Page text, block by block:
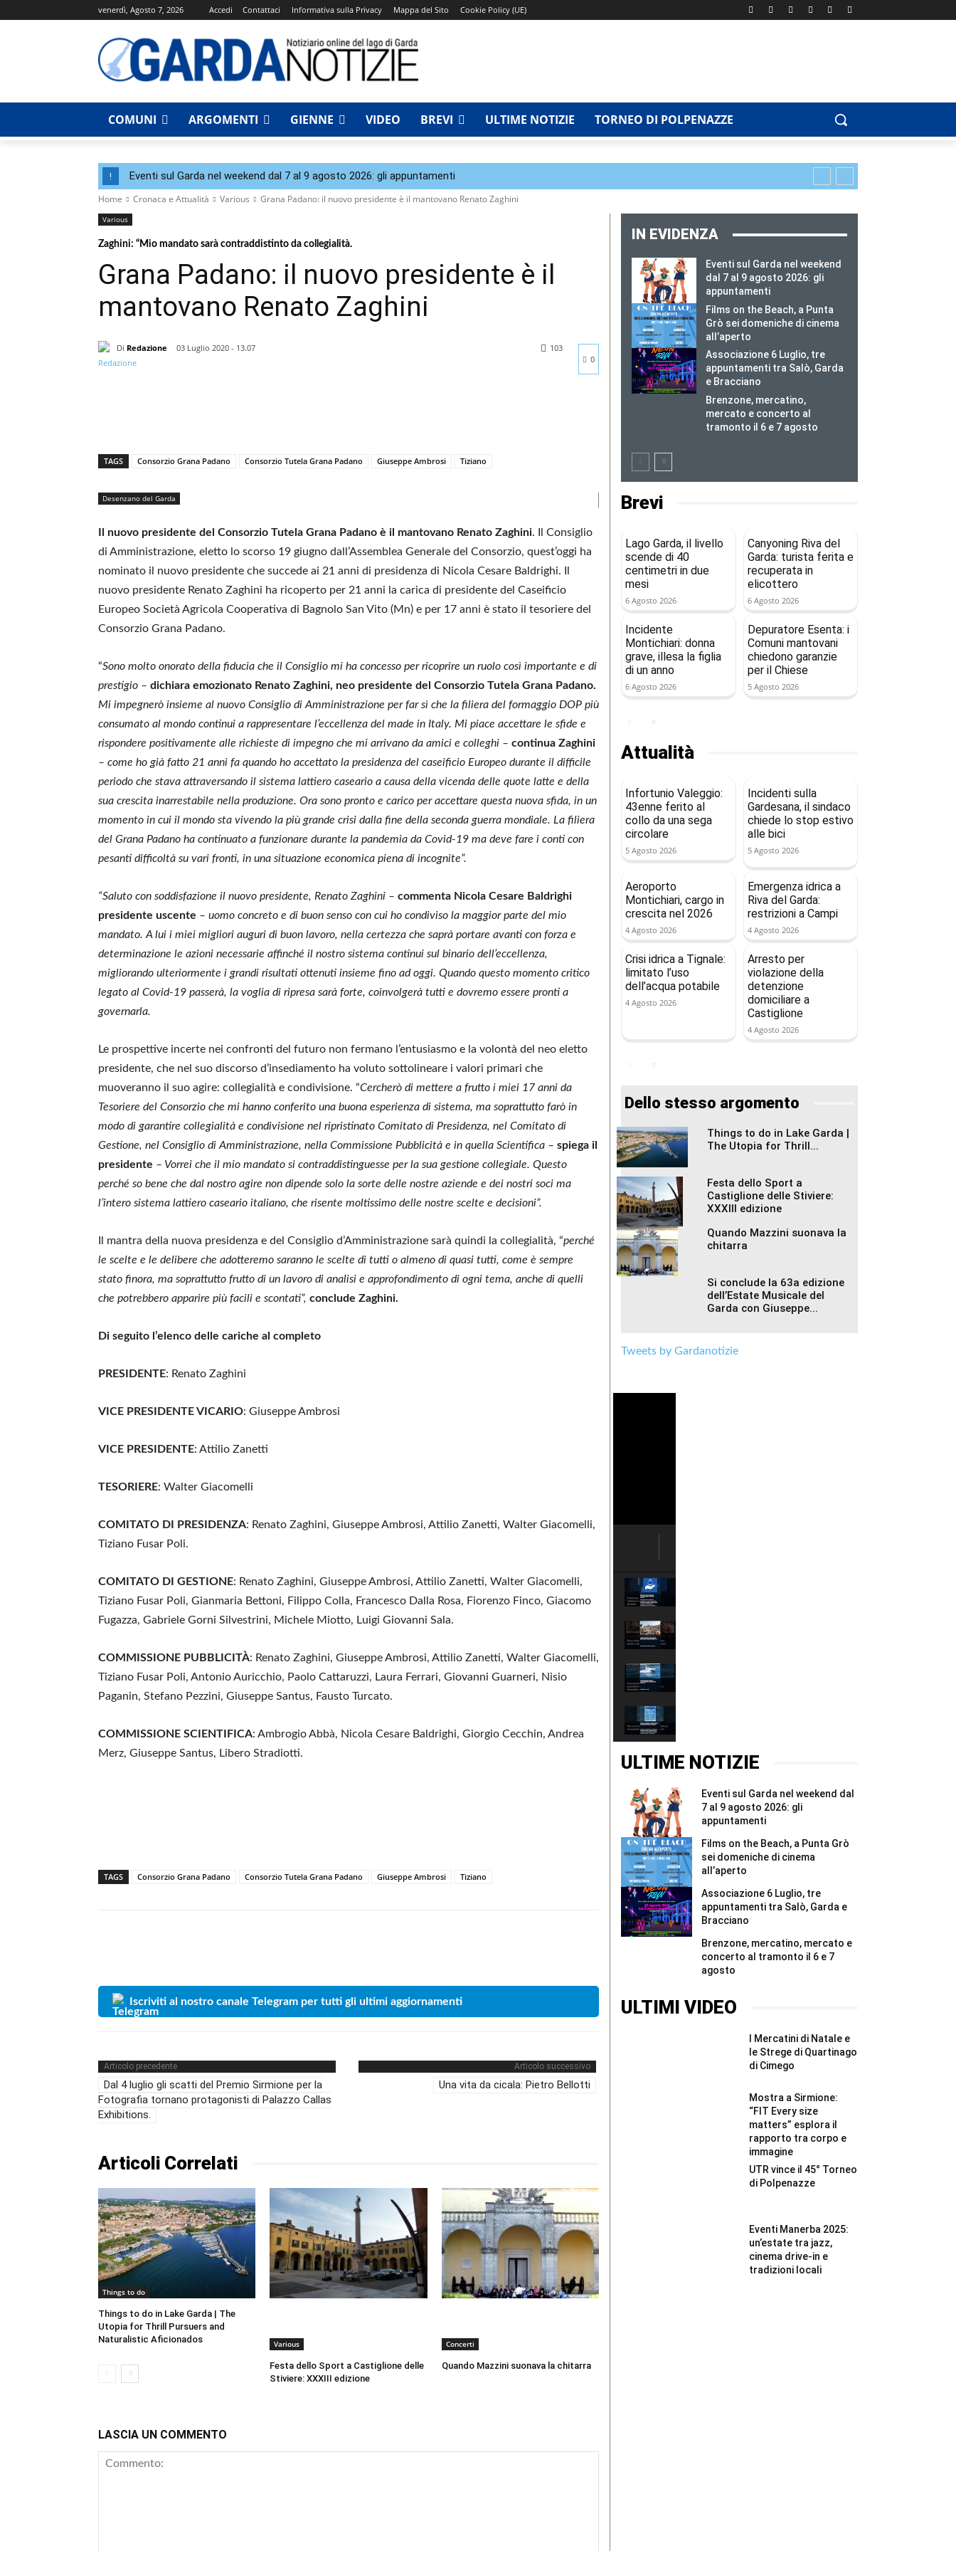
venerdì, Agosto 7, 2026 Accedi Contattaci Informativa sulla Privacy Mappa del Sito Cookie Policy (UE)
COMUNI ARGOMENTI GIENNE VIDEO BREVI ULTIME NOTIZIE TORNEO DI POLPENAZZE
! Eventi sul Garda nel weekend dal 7 al 9 agosto 2026: gli appuntamenti
Home Cronaca e Attualità Various Grana Padano: il nuovo presidente è il mantovano Renato Zaghini
Various
Zaghini: “Mio mandato sarà contraddistinto da collegialità.
Grana Padano: il nuovo presidente è il
mantovano Renato Zaghini
Di Redazione
03 Luglio 2020 - 13.07
0
103
TAGS Consorzio Grana Padano Consorzio Tutela Grana Padano Giuseppe Ambrosi Tiziano
Desenzano del Garda
Il nuovo presidente del Consorzio Tutela Grana Padano è il mantovano Renato Zaghini. Il Consiglio
di Amministrazione, eletto lo scorso 19 giugno dall’Assemblea Generale del Consorzio, quest’oggi ha
nominato il nuovo presidente che succede ai 21 anni di presidenza di Nicola Cesare Baldrighi. Il
nuovo presidente Renato Zaghini ha ricoperto per 21 anni la carica di presidente del Caseificio
Europeo Società Agricola Cooperativa di Bagnolo San Vito (Mn) e per 17 anni è stato il tesoriere del
Consorzio Grana Padano.
“Sono molto onorato della fiducia che il Consiglio mi ha concesso per ricoprire un ruolo così importante e di
prestigio – dichiara emozionato Renato Zaghini, neo presidente del Consorzio Tutela Grana Padano.
Mi impegnerò insieme al nuovo Consiglio di Amministrazione per far sì che la filiera del formaggio DOP più
consumato al mondo continui a rappresentare l’eccellenza del made in Italy. Mi piace accettare le sfide e
rispondere positivamente alle richieste di impegno che mi arrivano da amici e colleghi – continua Zaghini
– come ho già fatto 21 anni fa quando ho accettato la presidenza del caseificio Europeo durante il difficile
periodo che stava attraversando il sistema lattiero caseario a causa della vicenda delle quote latte e della
sua crescita inarrestabile nella produzione. Ora sono pronto e carico per accettare questa nuova sfida, in un
momento in cui il mondo sta vivendo la più grande crisi dalla fine della seconda guerra mondiale. La filiera
del Grana Padano ha continuato a funzionare durante la pandemia da Covid-19 ma deve fare i conti con
pesanti difficoltà su vari fronti, in una situazione economica piena di incognite”.
“Saluto con soddisfazione il nuovo presidente, Renato Zaghini – commenta Nicola Cesare Baldrighi
presidente uscente – uomo concreto e di buon senso con cui ho condiviso la maggior parte del mio
mandato. A lui i miei migliori auguri di buon lavoro, nella certezza che saprà portare avanti con forza e
determinazione le azioni necessarie affinché il nostro sistema continui sul binario dell’eccellenza,
migliorando ulteriormente i grandi risultati ottenuti insieme fino ad oggi. Quando questo momento critico
legato al Covid-19 passerà, la voglia di ripresa sarà forte, coinvolgerà tutti e dovremo essere pronti a
governarla.
Le prospettive incerte nei confronti del futuro non fermano l’entusiasmo e la volontà del neo eletto
presidente, che nel suo discorso d’insediamento ha voluto sottolineare i valori primari che
muoveranno il suo agire: collegialità e condivisione. “Cercherò di mettere a frutto i miei 17 anni da
Tesoriere del Consorzio che mi hanno conferito una buona esperienza di sistema, ma soprattutto farò in
modo di garantire collegialità e condivisione nel ripristinato Comitato di Presidenza, nel Comitato di
Gestione, nel Consiglio di Amministrazione, nella Commissione Pubblicità e in quella Scientifica – spiega il
presidente – Vorrei che il mio mandato si contraddistinguesse per la sua gestione collegiale. Questo
perché so bene che dal nostro agire non dipende solo la sorte delle nostre aziende e dei nostri soci ma
l’intero sistema lattiero caseario italiano, che risente moltissimo delle nostre scelte e decisioni”.
Il mantra della nuova presidenza e del Consiglio d’Amministrazione sarà quindi la collegialità, “perché
le scelte e le delibere che adotteremo saranno le scelte di tutti o almeno di quasi tutti, come è sempre
stato finora, ma soprattutto frutto di un lavoro di analisi e approfondimento di ogni tema, anche di quelli
che potrebbero apparire più facili e scontati”, conclude Zaghini.
Di seguito l’elenco delle cariche al completo
PRESIDENTE: Renato Zaghini
VICE PRESIDENTE VICARIO: Giuseppe Ambrosi
VICE PRESIDENTE: Attilio Zanetti
TESORIERE: Walter Giacomelli
COMITATO DI PRESIDENZA: Renato Zaghini, Giuseppe Ambrosi, Attilio Zanetti, Walter Giacomelli,
Tiziano Fusar Poli.
COMITATO DI GESTIONE: Renato Zaghini, Giuseppe Ambrosi, Attilio Zanetti, Walter Giacomelli,
Tiziano Fusar Poli, Gianmaria Bettoni, Filippo Colla, Francesco Dalla Rosa, Fiorenzo Finco, Giacomo
Fugazza, Gabriele Gorni Silvestrini, Michele Miotto, Luigi Giovanni Sala.
COMMISSIONE PUBBLICITÀ: Renato Zaghini, Giuseppe Ambrosi, Attilio Zanetti, Walter Giacomelli,
Tiziano Fusar Poli, Antonio Auricchio, Paolo Cattaruzzi, Laura Ferrari, Giovanni Guarneri, Nisio
Paganin, Stefano Pezzini, Giuseppe Santus, Fausto Turcato.
COMMISSIONE SCIENTIFICA: Ambrogio Abbà, Nicola Cesare Baldrighi, Giorgio Cecchin, Andrea
Merz, Giuseppe Santus, Libero Stradiotti.
TAGS Consorzio Grana Padano Consorzio Tutela Grana Padano Giuseppe Ambrosi Tiziano
Iscriviti al nostro canale Telegram per tutti gli ultimi aggiornamenti
Articolo precedente
Dal 4 luglio gli scatti del Premio Sirmione per la
Fotografia tornano protagonisti di Palazzo Callas
Exhibitions.
Articolo successivo
Una vita da cicala: Pietro Bellotti
Articoli Correlati
Things to do
Things to do in Lake Garda | The
Utopia for Thrill Pursuers and
Naturalistic Aficionados
Various
Festa dello Sport a Castiglione delle
Stiviere: XXXIII edizione
Concerti
Quando Mazzini suonava la chitarra
LASCIA UN COMMENTO
IN EVIDENZA
Eventi sul Garda nel weekend
dal 7 al 9 agosto 2026: gli
appuntamenti
Films on the Beach, a Punta
Grò sei domeniche di cinema
all’aperto
Associazione 6 Luglio, tre
appuntamenti tra Salò, Garda
e Bracciano
Brenzone, mercatino,
mercato e concerto al
tramonto il 6 e 7 agosto
Brevi
Lago Garda, il livello
scende di 40
centimetri in due
mesi
6 Agosto 2026
Canyoning Riva del
Garda: turista ferita e
recuperata in
elicottero
6 Agosto 2026
Incidente
Montichiari: donna
grave, illesa la figlia
di un anno
6 Agosto 2026
Depuratore Esenta: i
Comuni mantovani
chiedono garanzie
per il Chiese
5 Agosto 2026
Attualità
Infortunio Valeggio:
43enne ferito al
collo da una sega
circolare
5 Agosto 2026
Incidenti sulla
Gardesana, il sindaco
chiede lo stop estivo
alle bici
5 Agosto 2026
Aeroporto
Montichiari, cargo in
crescita nel 2026
4 Agosto 2026
Emergenza idrica a
Riva del Garda:
restrizioni a Campi
4 Agosto 2026
Crisi idrica a Tignale:
limitato l’uso
dell’acqua potabile
4 Agosto 2026
Arresto per
violazione della
detenzione
domiciliare a
Castiglione
4 Agosto 2026
Dello stesso argomento
Things to do in Lake Garda |
The Utopia for Thrill...
Festa dello Sport a
Castiglione delle Stiviere:
XXXIII edizione
Quando Mazzini suonava la
chitarra
Si conclude la 63a edizione
dell’Estate Musicale del
Garda con Giuseppe...
Tweets by Gardanotizie
#Shorts
e
Bracciano
a
Punta
domeniche
cinema
all’aperto
#Shorts
ULTIME NOTIZIE
Eventi sul Garda nel weekend dal
7 al 9 agosto 2026: gli
appuntamenti
Films on the Beach, a Punta Grò
sei domeniche di cinema
all’aperto
Associazione 6 Luglio, tre
appuntamenti tra Salò, Garda e
Bracciano
Brenzone, mercatino, mercato e
concerto al tramonto il 6 e 7
agosto
ULTIMI VIDEO
I Mercatini di Natale e
le Strege di Quartinago
di Cimego
Mostra a Sirmione:
“FIT Every size
matters” esplora il
rapporto tra corpo e
immagine
UTR vince il 45° Torneo
di Polpenazze
Eventi Manerba 2025:
un’estate tra jazz,
cinema drive-in e
tradizioni locali